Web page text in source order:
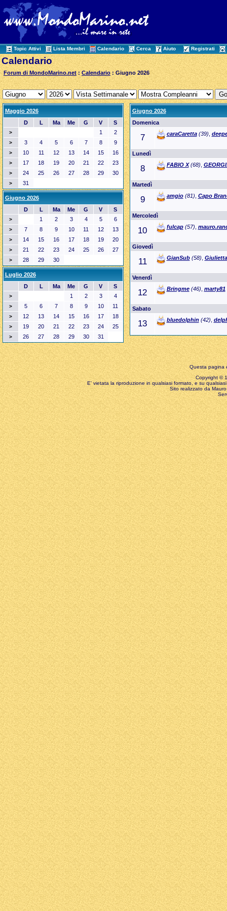
Topic Attivi Lista Membri Calendario Cerca Aiuto Registrati
Calendario
Forum di MondoMarino.net :Calendario : Giugno 2026
Maggio 2026
D
L Ma Me G V S
> 1 2
> 3 4 5 6 7 8 9
> 10 11 12 13 14 15 16
> 17 18 19 20 21 22 23
> 24 25 26 27 28 29 30
> 31
Giugno 2026
Domenica
7 caraCaretta(39),
Lunedì
8 FABIO X(68),
Martedì
9 amgio(81), Capo
Mercoledì
10 fulcap(57),
Giovedì
11 GianSub(58),
Venerdì
12 Bringme(46), marty81
Sabato
13 bluedolphin(42),
Giugno 2026
D
L Ma Me G V S
> 1 2 3 4 5 6
> 7 8 9 10 11 12 13
> 14 15 16 17 18 19 20
> 21 22 23 24 25 26 27
> 28 29 30
Luglio 2026
D
L Ma Me G V S
> 1 2 3 4
> 5 6 7 8 9 10 11
> 12 13 14 15 16 17 18
> 19 20 21 22 23 24 25
> 26 27 28 29 30 31
Questa pagina
Copyright ©
E' vietata la riproduzione in qualsiasi formato, e su
Sito realizzato da